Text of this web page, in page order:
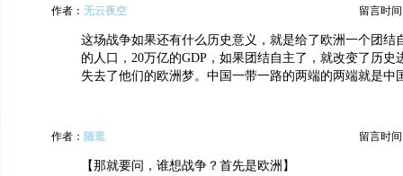
作者： 无云夜空 留言时间
这场战争如果还有什么历史意义，就是给了欧洲一个团结
的人口，20万亿的GDP，如果团结自主了，就改变了历史
失去了他们的欧洲梦。中国一带一路的两端的两端就是中
作者： 随逛 留言时间
【那就要问，谁想战争？首先是欧洲】